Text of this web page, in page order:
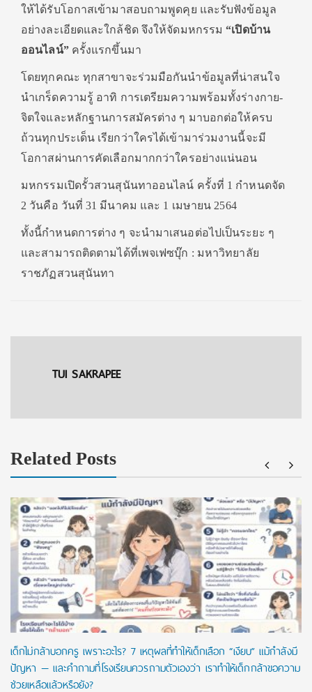
ให้ได้รับโอกาสเข้ามาสอบถามพูดคุย และรับฟังข้อมูล
อย่างละเอียดและใกล้ชิด จึงให้จัดมหกรรม“เปิดบ้าน
ออนไลน์”ครั้งแรกขึ้นมา
โดยทุกคณะ ทุกสาขาจะร่วมมือกันนำข้อมูลที่น่าสนใจ
นำเกร็ดความรู้ อาทิ การเตรียมความพร้อมทั้งร่างกาย-
จิตใจและหลักฐานการสมัครต่าง ๆ มาบอกต่อให้ครบ
ถ้วนทุกประเด็น เรียกว่าใครได้เข้ามาร่วมงานนี้จะมี
โอกาสผ่านการคัดเลือกมากกว่าใครอย่างแน่นอน
มหกรรมเปิดรั้วสวนสุนันทาออนไลน์ ครั้งที่ 1 กำหนดจัด
2 วันคือ วันที่ 31 มีนาคม และ 1 เมษายน 2564
ทั้งนี้กำหนดการต่าง ๆ จะนำมาเสนอต่อไปเป็นระยะ ๆ
และสามารถติดตามได้ที่เพจเฟซบุ๊ก : มหาวิทยาลัย
ราชภัฏสวนสุนันทา
TUI SAKRAPEE
Related Posts
เด็กไม่กล้าบอกครู เพราะอะไร? 7 เหตุผลที่ทำให้เด็กเลือก “เงียบ” แม้กำลังมี
ปัญหา — และคำถามที่โรงเรียนควรถามตัวเองว่า เราทำให้เด็กกล้าขอความ
ช่วยเหลือแล้วหรือยัง?